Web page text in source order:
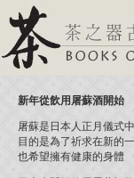
新年從飲用屠蘇酒開始
屠蘇是日本人正月儀式
目的是為了祈求在新的
也希望擁有健康的身體